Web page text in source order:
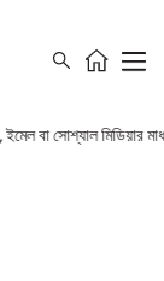
সোশ্যাল